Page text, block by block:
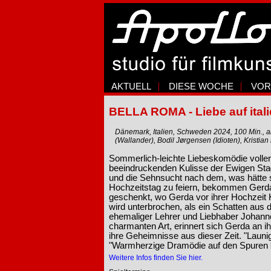
AKTUELL DIESE WOCHE
BELLA ROMA - Liebe auf
Dänemark, Italien, Schweden 2024, 100 Min.,
(Wallander), Bodil Jørgensen (Idioten),
Sommerlich-leichte Liebeskomödie
beeindruckenden Kulisse der Ewigen
und die Sehnsucht nach dem, was
Hochzeitstag zu feiern, bekommen
geschenkt, wo Gerda vor ihrer Hochzeit
wird unterbrochen, als ein Schatten aus
ehemaliger Lehrer und Liebhaber
charmanten Art, erinnert sich Gerda an
ihre Geheimnisse aus dieser Zeit.
"Warmherzige Dramödie auf den
Weitere Infos finden Sie hier.